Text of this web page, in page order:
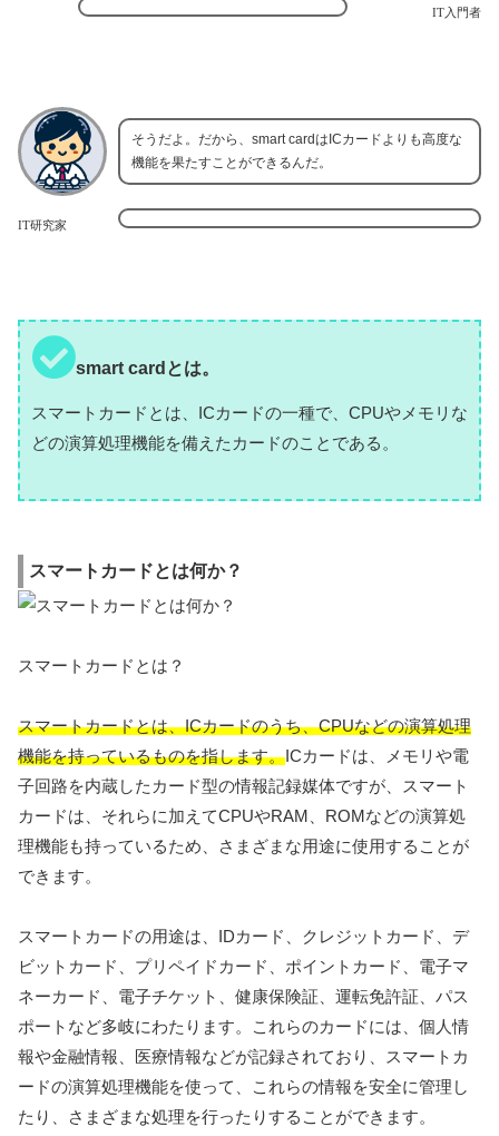
IT入門者
IT研究家
そうだよ。だから、smart cardはICカードよりも高度な
機能を果たすことができるんだ。
smart cardとは。
スマートカードとは、ICカードの一種で、CPUやメモリな
どの演算処理機能を備えたカードのことである。
スマートカードとは何か？
スマートカードとは？
スマートカードとは、ICカードのうち、CPUなどの演算処理
機能を持っているものを指します。ICカードは、メモリや電
子回路を内蔵したカード型の情報記録媒体ですが、スマート
カードは、それらに加えてCPUやRAM、ROMなどの演算処
理機能も持っているため、さまざまな用途に使用することが
できます。
スマートカードの用途は、IDカード、クレジットカード、デ
ビットカード、プリペイドカード、ポイントカード、電子マ
ネーカード、電子チケット、健康保険証、運転免許証、パス
ポートなど多岐にわたります。これらのカードには、個人情
報や金融情報、医療情報などが記録されており、スマートカ
ードの演算処理機能を使って、これらの情報を安全に管理し
たり、さまざまな処理を行ったりすることができます。